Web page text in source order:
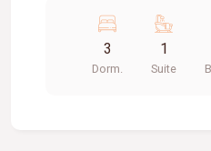
planejados e bancada,
quartos, sendo 02 com
suíte. Possui ainda 01
3
Dorm.
1
Suite